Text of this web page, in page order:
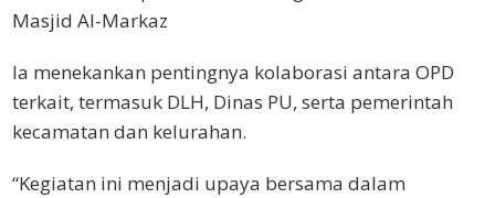
Masjid Al-Markaz
Ia menekankan pentingnya kolaborasi antara OPD
terkait, termasuk DLH, Dinas PU, serta pemerintah
kecamatan dan kelurahan.
“Kegiatan ini menjadi upaya bersama dalam